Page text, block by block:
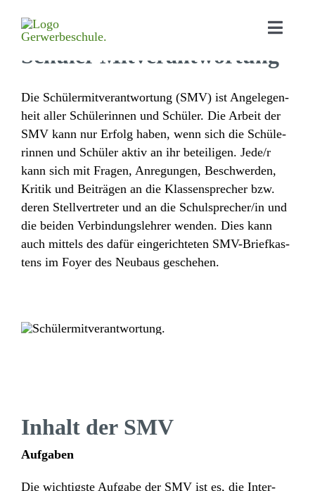
Aktu­elles
Bildungs­angebot
Orga­ni­sa­tion
Schul­leben
Down­loads
Schüler Mit­verantwortung
Die Schü­ler­mit­ver­ant­wor­tung (SMV) ist Ange­le­gen­
heit aller Schü­le­rinnen und Schüler. Die Arbeit der
SMV kann nur Erfolg haben, wenn sich die Schü­le­
rinnen und Schüler aktiv an ihr betei­ligen. Jede/​r
kann sich mit Fragen, Anre­gungen, Beschwerden,
Kritik und Beiträgen an die Klas­sen­spre­cher bzw.
deren Stell­ver­treter und an die Schulsprecher/​in und
die beiden Verbin­dungs­lehrer wenden. Dies kann
auch mittels des dafür einge­rich­teten SMV-Brief­kas­
tens im Foyer des Neubaus geschehen.
Inhalt der SMV
Aufgaben
Die wich­tigste Aufgabe der SMV ist es, die Inter­